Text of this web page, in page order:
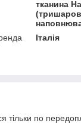
тканина
Італія
тільки по